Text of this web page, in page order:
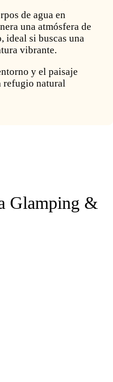
de agua en
una atmósfera de
ideal si buscas una
vibrante.
y el paisaje
refugio natural
Glamping &